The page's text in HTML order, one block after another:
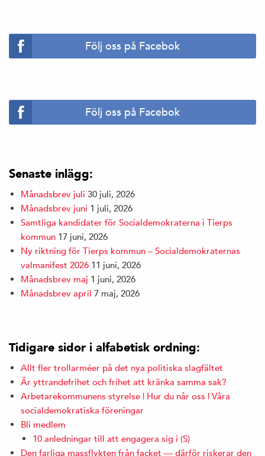
Följ oss på Facebok
Följ oss på Facebok
Senaste inlägg:
Månadsbrev juli 30 juli, 2026
Månadsbrev juni 1 juli, 2026
Samtliga kandidater för Socialdemokraterna i Tierps
kommun 17 juni, 2026
Ny riktning för Tierps kommun – Socialdemokraternas
valmanifest 2026 11 juni, 2026
Månadsbrev maj 1 juni, 2026
Månadsbrev april 7 maj, 2026
Tidigare sidor i alfabetisk ordning:
Allt fler trollarméer på det nya politiska slagfältet
Är yttrandefrihet och frihet att kränka samma sak?
Arbetarekommunens styrelse | Hur du når oss | Våra
socialdemokratiska föreningar
Bli medlem
10 anledningar till att engagera sig i (S)
Den farliga massflykten från facket — därför riskerar den